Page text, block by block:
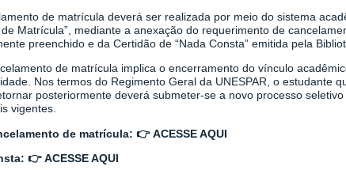
de matrícula deverá ser realizada por meio do sistema
Matrícula”, mediante a anexação do requerimento de
preenchido e da Certidão de “Nada Consta” emitida pela
de matrícula implica o encerramento do vínculo
Nos termos do Regimento Geral da UNESPAR, o estudante
posteriormente deverá submeter-se a novo processo
vigentes.
de matrícula: 👉ACESSE AQUI
👉ACESSE AQUI